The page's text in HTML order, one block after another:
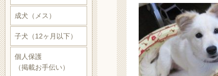
成犬（メス）
子犬（12ヶ月以下）
個人保護
（掲載お手伝い）